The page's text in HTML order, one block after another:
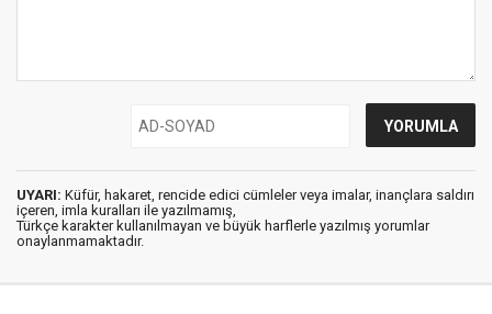
UYARI: Küfür, hakaret, rencide edici cümleler veya imalar, inançlara saldırı
içeren, imla kuralları ile yazılmamış,
Türkçe karakter kullanılmayan ve büyük harflerle yazılmış yorumlar
onaylanmamaktadır.